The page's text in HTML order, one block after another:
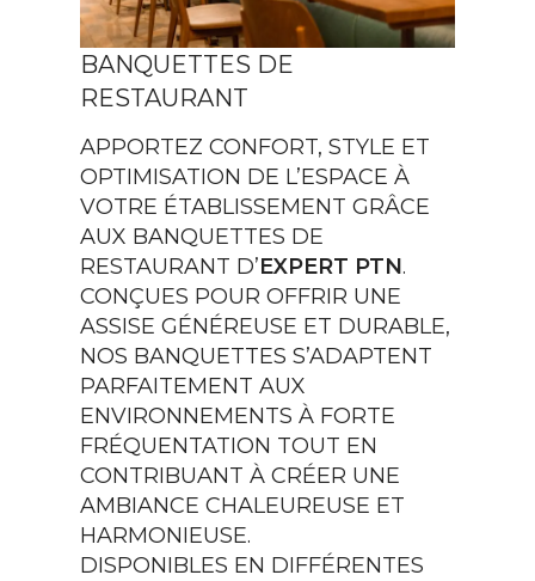
BANQUETTES DE
RESTAURANT
APPORTEZ CONFORT, STYLE ET
OPTIMISATION DE L’ESPACE À
VOTRE ÉTABLISSEMENT GRÂCE
AUX BANQUETTES DE
RESTAURANT D’EXPERT PTN.
CONÇUES POUR OFFRIR UNE
ASSISE GÉNÉREUSE ET DURABLE,
NOS BANQUETTES S’ADAPTENT
PARFAITEMENT AUX
ENVIRONNEMENTS À FORTE
FRÉQUENTATION TOUT EN
CONTRIBUANT À CRÉER UNE
AMBIANCE CHALEUREUSE ET
HARMONIEUSE.
DISPONIBLES EN DIFFÉRENTES